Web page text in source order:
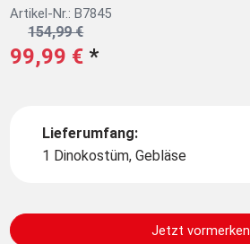
Artikel-Nr.: B7845
99,99 € *
154,99 €
Lieferumfang:
1 Dinokostüm, Gebläse
Jetzt vormerken